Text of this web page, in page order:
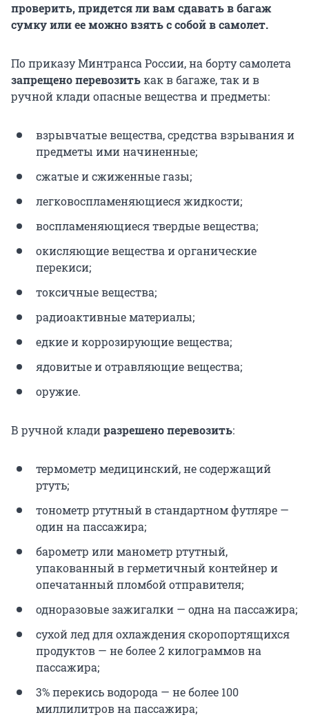
проверить, придется ли вам сдавать в багаж
сумку или ее можно взять с собой в самолет.
По приказу Минтранса России, на борту самолета
запрещено перевозитькак в багаже, так и в
ручной клади опасные вещества и предметы:
взрывчатые вещества, средства взрывания и
предметы ими начиненные;
сжатые и сжиженные газы;
легковоспламеняющиеся жидкости;
воспламеняющиеся твердые вещества;
окисляющие вещества и органические
перекиси;
токсичные вещества;
радиоактивные материалы;
едкие и коррозирующие вещества;
ядовитые и отравляющие вещества;
оружие.
В ручной кладиразрешено перевозить:
термометр медицинский, не содержащий
ртуть;
тонометр ртутный в стандартном футляре —
один на пассажира;
барометр или манометр ртутный,
упакованный в герметичный контейнер и
опечатанный пломбой отправителя;
одноразовые зажигалки — одна на пассажира;
сухой лед для охлаждения скоропортящихся
продуктов — не более 2 килограммов на
пассажира;
3% перекись водорода — не более 100
миллилитров на пассажира;